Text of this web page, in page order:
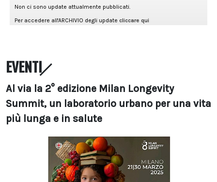
EVENTI
Al via la 2° edizione Milan Longevity
Summit, un laboratorio urbano per una vita
più lunga e in salute